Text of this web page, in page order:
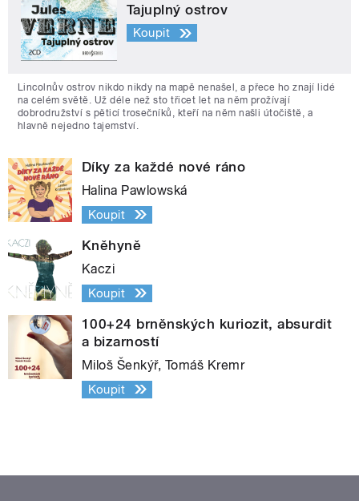
Tajuplný ostrov
Koupit
Lincolnův ostrov nikdo nikdy na mapě nenašel, a přece ho znají lidé
na celém světě. Už déle než sto třicet let na něm prožívají
dobrodružství s pěticí trosečníků, kteří na něm našli útočiště, a
hlavně nejedno tajemství.
Díky za každé nové ráno
Halina Pawlowská
Koupit
Kněhyně
Kaczi
Koupit
100+24 brněnských kuriozit, absurdit
a bizarností
Miloš Šenkýř, Tomáš Kremr
Koupit